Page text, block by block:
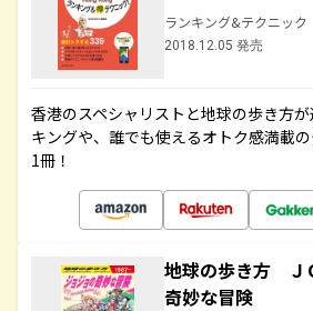
ランキング&テクニック
2018.12.05 発売
香港のスペシャリストと地球の歩き方
キングや、誰でも使えるオトク感満載
1冊！
地球の歩き方 Ｊ
奇妙な冒険